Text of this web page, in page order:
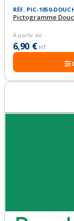
RÉF. PIC-1050-
Pictogramme
À partir de
6,90 € HT